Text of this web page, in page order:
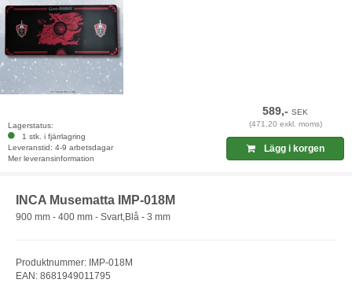
Lagerstatus:
1 stk. i fjärrlagring
Leveranstid: 4-9 arbetsdagar
Mer leveransinformation
589,-SEK
(471,20 exkl. moms)
Lägg i korgen
INCA Musematta IMP-018M
900 mm - 400 mm - Svart,Blå - 3 mm
Produktnummer: IMP-018M
EAN: 8681949011795